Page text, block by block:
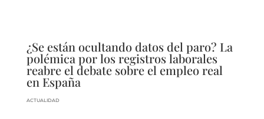
¿Se están ocultando datos del paro? La
polémica por los registros laborales
reabre el debate sobre el empleo real
en España
ACTUALIDAD